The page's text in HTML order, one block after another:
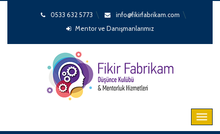
0533 632 5773
info@fikirfabrikam.com
Mentor ve Danışmanlarımız